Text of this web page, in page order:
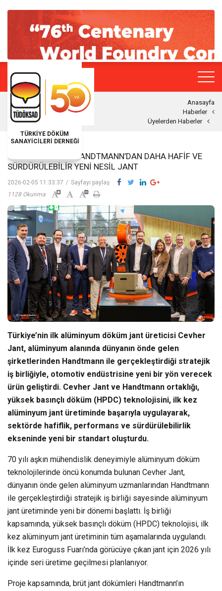
TÜRKİYE DÖKÜM
SANAYİCİLERİ DERNEĞİ
Anasayfa
Haberler
Üyelerden Haberler
CEVHER JANT VE HANDTMANN’DAN DAHA HAFIF VE
SÜRDÜRÜLEBILIR YENI NESIL JANT
2026-02-05 11:33:37 / Sayfayı paylaş
1128 Okunma
Türkiye’nin ilk alüminyum döküm jant üreticisi Cevher
Jant, alüminyum alanında dünyanın önde gelen
şirketlerinden Handtmann ile gerçekleştirdiği stratejik
iş birliğiyle, otomotiv endüstrisine yeni bir yön verecek
ürün geliştirdi. Cevher Jant ve Handtmann ortaklığı,
yüksek basınçlı döküm (HPDC) teknolojisini, ilk kez
alüminyum jant üretiminde başarıyla uygulayarak,
sektörde hafiflik, performans ve sürdürülebilirlik
ekseninde yeni bir standart oluşturdu.
70 yılı aşkın mühendislik deneyimiyle alüminyum döküm
teknolojilerinde öncü konumda bulunan Cevher Jant,
dünyanın önde gelen alüminyum uzmanlarından Handtmann
ile gerçekleştirdiği stratejik iş birliği sayesinde alüminyum
jant üretiminde yeni bir dönemi başlattı. İş birliği
kapsamında, yüksek basınçlı döküm (HPDC) teknolojisi, ilk
kez alüminyum jant üretiminin tüm aşamalarında uygulandı.
İlk kez Euroguss Fuarı’nda görücüye çıkan jant için 2026 yılı
içinde seri üretime geçilmesi planlanıyor.
Proje kapsamında, brüt jant dökümleri Handtmann’ın